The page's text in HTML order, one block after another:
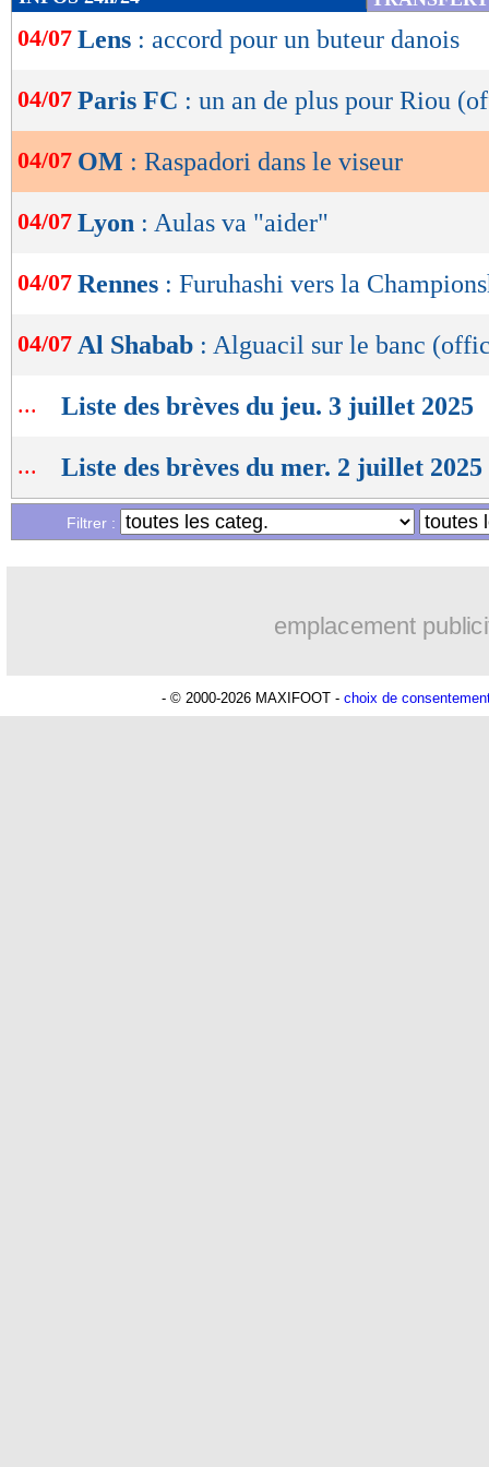
de
lecture
OK
04/07 Lens : accord pour un buteur danois
04/07 Paris FC : un an de plus pour Riou
04/07 OM : Raspadori dans le viseur
04/07 Lyon : Aulas va "aider"
04/07 Rennes : Furuhashi vers la
04/07 Al Shabab : Alguacil sur le banc
... Liste des brèves du jeu. 3 juillet 2025
... Liste des brèves du mer. 2 juillet 2025
Filtrer :
emplacement
- © 2000-2026 MAXIFOOT - choix de